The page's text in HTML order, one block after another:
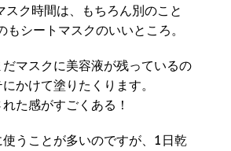
ク時間は、もちろん別のこと
もシートマスクのいいところ。
マスクに美容液が残っているの
かけて塗りたくります。
た感がすごくある！
うことが多いのですが、1日乾